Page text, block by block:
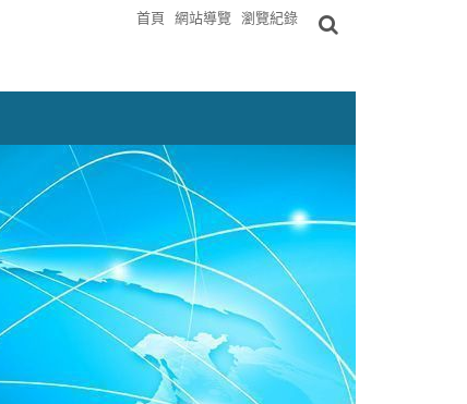
首頁 網站導覽 瀏覽紀錄